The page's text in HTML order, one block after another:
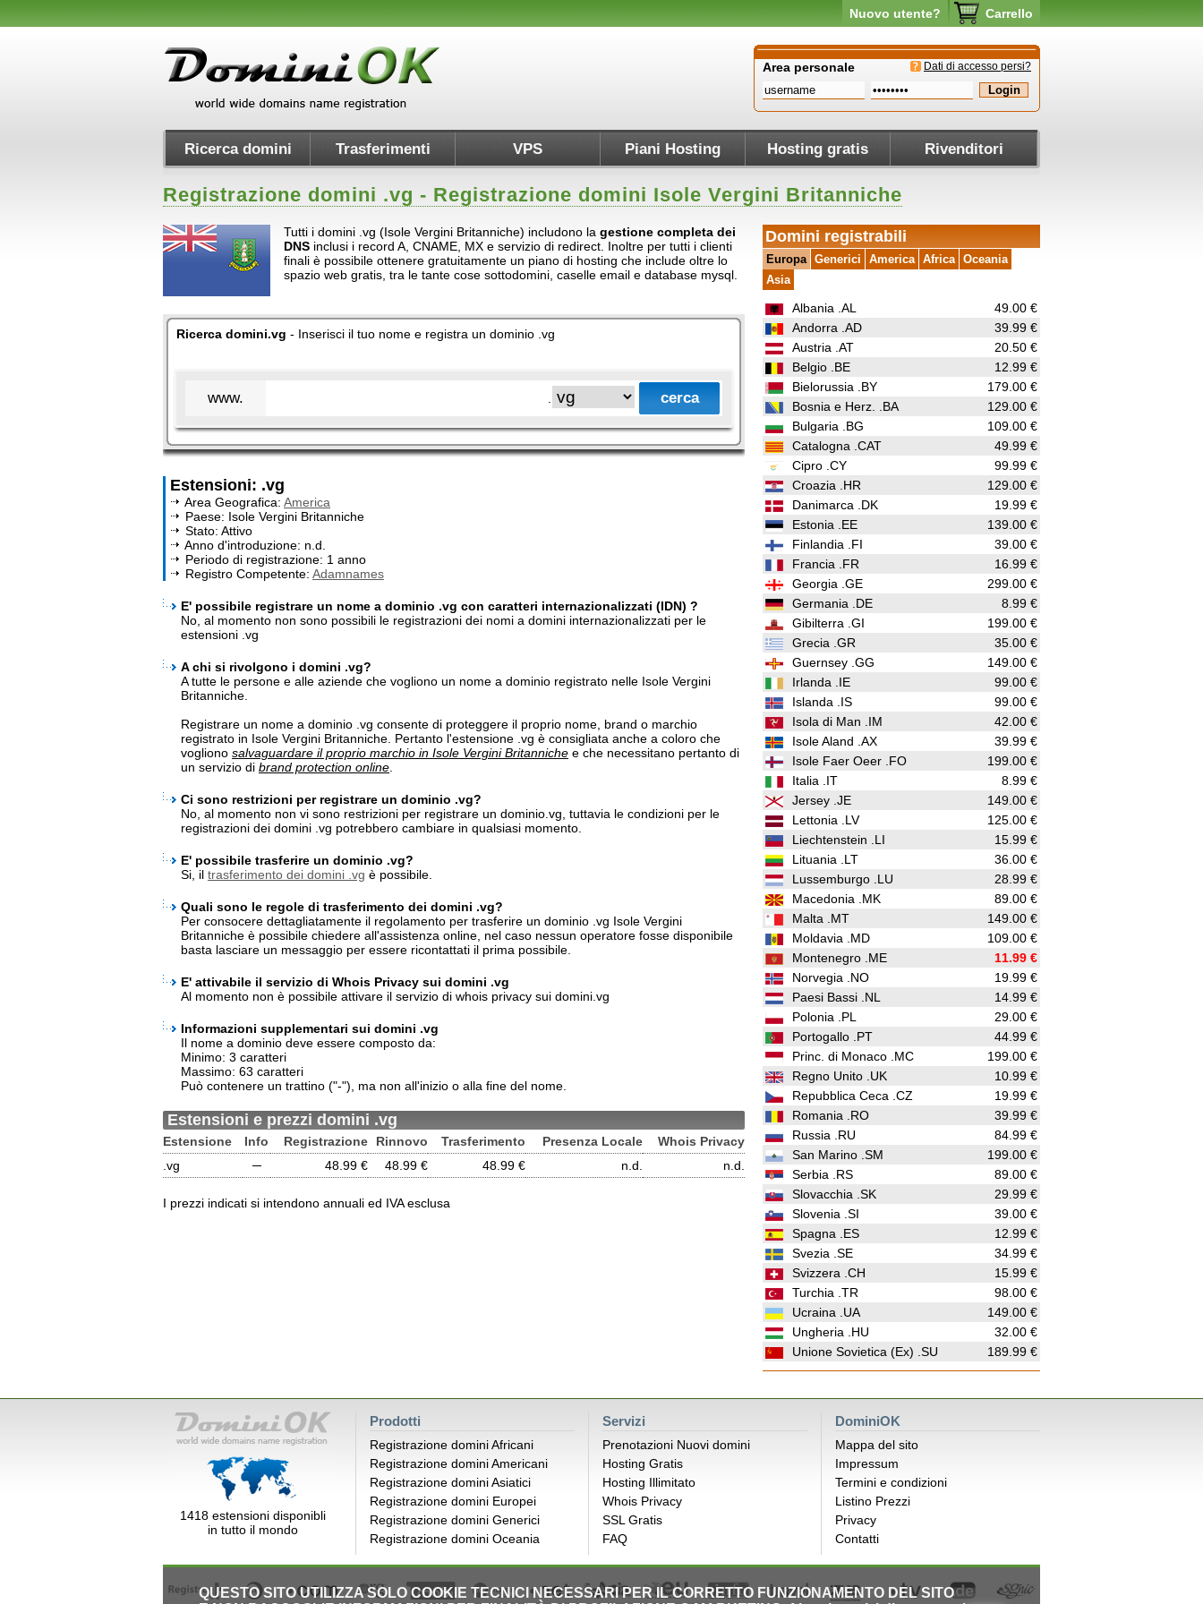
Nuovo utente? Carrello
Dati di accesso persi?
Area personale
Ricerca domini Trasferimenti VPS Piani Hosting Hosting gratis Rivenditori
Registrazione domini .vg - Registrazione domini Isole Vergini Britanniche
Tutti i domini .vg (Isole Vergini Britanniche) includono la gestione completa dei
DNS inclusi i record A, CNAME, MX e servizio di redirect. Inoltre per tutti i clienti
finali è possibile ottenere gratuitamente un piano di hosting che include oltre lo
spazio web gratis, tra le tante cose sottodomini, caselle email e database mysql.
Ricerca domini.vg - Inserisci il tuo nome e registra un dominio .vg
www.
Estensioni: .vg
Area Geografica: America
Paese: Isole Vergini Britanniche
Stato: Attivo
Anno d'introduzione: n.d.
Periodo di registrazione: 1 anno
Registro Competente: Adamnames
E' possibile registrare un nome a dominio .vg con caratteri internazionalizzati (IDN) ?
No, al momento non sono possibili le registrazioni dei nomi a domini internazionalizzati per le
estensioni .vg
A chi si rivolgono i domini .vg?
A tutte le persone e alle aziende che vogliono un nome a dominio registrato nelle Isole Vergini
Britanniche.
Registrare un nome a dominio .vg consente di proteggere il proprio nome, brand o marchio
registrato in Isole Vergini Britanniche. Pertanto l'estensione .vg è consigliata anche a coloro che
vogliono salvaguardare il proprio marchio in Isole Vergini Britanniche e che necessitano pertanto di
un servizio di brand protection online
Ci sono restrizioni per registrare un dominio .vg?
No, al momento non vi sono restrizioni per registrare un dominio.vg, tuttavia le condizioni per le
registrazioni dei domini .vg potrebbero cambiare in qualsiasi momento.
E' possibile trasferire un dominio .vg?
Si, il trasferimento dei domini .vg è possibile.
Quali sono le regole di trasferimento dei domini .vg?
Per consocere dettagliatamente il regolamento per trasferire un dominio .vg Isole Vergini
Britanniche è possibile chiedere all'assistenza online, nel caso nessun operatore fosse disponibile
basta lasciare un messaggio per essere ricontattati il prima possibile.
E' attivabile il servizio di Whois Privacy sui domini .vg
Al momento non è possibile attivare il servizio di whois privacy sui domini.vg
Informazioni supplementari sui domini .vg
Il nome a dominio deve essere composto da:
Minimo: 3 caratteri
Massimo: 63 caratteri
Può contenere un trattino ("-"), ma non all'inizio o alla fine del nome.
Estensioni e prezzi domini .vg
Estensione Info Registrazione Rinnovo Trasferimento Presenza Locale
Whois Privacy
.vg
─ 48.99 € 48.99 € 48.99 € n.d. n.d.
I prezzi indicati si intendono annuali ed IVA esclusa
Domini registrabili
Europa Generici America Africa Oceania
Asia
Albania .AL
49.00 €
Andorra .AD
39.99 €
Austria .AT
20.50 €
Belgio .BE
12.99 €
Bielorussia .BY
179.00 €
Bosnia e Herz. .BA
129.00 €
Bulgaria .BG
109.00 €
Catalogna .CAT
49.99 €
Cipro .CY
99.99 €
Croazia .HR
129.00 €
Danimarca .DK
19.99 €
Estonia .EE
139.00 €
Finlandia .FI
39.00 €
Francia .FR
16.99 €
Georgia .GE
299.00 €
Germania .DE
8.99 €
Gibilterra .GI
199.00 €
Grecia .GR
35.00 €
Guernsey .GG
149.00 €
Irlanda .IE
99.00 €
Islanda .IS
99.00 €
Isola di Man .IM
42.00 €
Isole Aland .AX
39.99 €
Isole Faer Oeer .FO
199.00 €
Italia .IT
8.99 €
Jersey .JE
149.00 €
Lettonia .LV
125.00 €
Liechtenstein .LI
15.99 €
Lituania .LT
36.00 €
Lussemburgo .LU
28.99 €
Macedonia .MK
89.00 €
Malta .MT
149.00 €
Moldavia .MD
109.00 €
Montenegro .ME
11.99 €
Norvegia .NO
19.99 €
Paesi Bassi .NL
14.99 €
Polonia .PL
29.00 €
Portogallo .PT
44.99 €
Princ. di Monaco .MC
199.00 €
Regno Unito .UK
10.99 €
Repubblica Ceca .CZ
19.99 €
Romania .RO
39.99 €
Russia .RU
84.99 €
San Marino .SM
199.00 €
Serbia .RS
89.00 €
Slovacchia .SK
29.99 €
Slovenia .SI
39.00 €
Spagna .ES
12.99 €
Svezia .SE
34.99 €
Svizzera .CH
15.99 €
Turchia .TR
98.00 €
Ucraina .UA
149.00 €
Ungheria .HU
32.00 €
Unione Sovietica (Ex) .SU
189.99 €
1418 estensioni disponibli
in tutto il mondo
Prodotti
Registrazione domini Africani
Registrazione domini Americani
Registrazione domini Asiatici
Registrazione domini Europei
Registrazione domini Generici
Registrazione domini Oceania
Servizi
Prenotazioni Nuovi domini
Hosting Gratis
Hosting Illimitato
Whois Privacy
SSL Gratis
FAQ
DominiOK
Mappa del sito
Impressum
Termini e condizioni
Listino Prezzi
Privacy
Contatti
QUESTO SITO UTILIZZA SOLO COOKIE TECNICI NECESSARI PER IL CORRETTO FUNZIONAMENTO DEL SITO